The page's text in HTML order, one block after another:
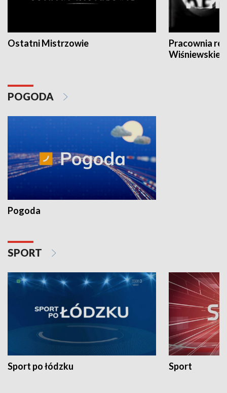
Ostatni Mistrzowie
Pracownia
POGODA
Pogoda
SPORT
Sport po łódzku Sport